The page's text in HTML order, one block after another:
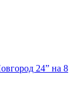
24” на 8